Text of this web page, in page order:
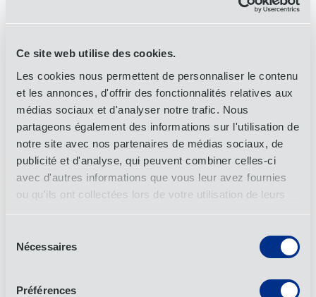
Ce site web utilise des cookies.
Les cookies nous permettent de personnaliser le contenu
et les annonces, d'offrir des fonctionnalités relatives aux
médias sociaux et d'analyser notre trafic. Nous
partageons également des informations sur l'utilisation de
notre site avec nos partenaires de médias sociaux, de
publicité et d'analyse, qui peuvent combiner celles-ci
avec d'autres informations que vous leur avez fournies
ou qu'ils ont collectées lors de votre utilisation de leurs
services.
Nécessaires
Préférences
and mobility, electronics, energy, healthcare, industrial, and retail
employees. For more information, connect with OIA on
Instagram
X YouTube
Contact média
Michelle M. Morgado
Contenu connexe